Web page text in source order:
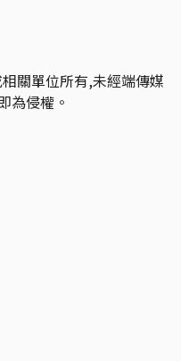
關單位所有,未經端傳媒
為侵權。